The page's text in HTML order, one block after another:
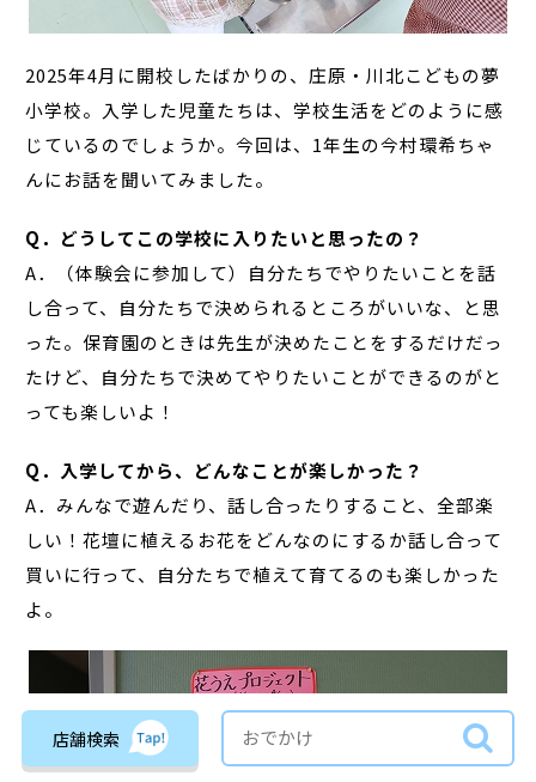
2025年4月に開校したばかりの、庄原・川北こどもの夢
小学校。入学した児童たちは、学校生活をどのように感
じているのでしょうか。今回は、1年生の今村環希ちゃ
んにお話を聞いてみました。
Q．どうしてこの学校に入りたいと思ったの？
A．（体験会に参加して）自分たちでやりたいことを話
し合って、自分たちで決められるところがいいな、と思
った。保育園のときは先生が決めたことをするだけだっ
たけど、自分たちで決めてやりたいことができるのがと
っても楽しいよ！
Q．入学してから、どんなことが楽しかった？
A．みんなで遊んだり、話し合ったりすること、全部楽
しい！花壇に植えるお花をどんなのにするか話し合って
買いに行って、自分たちで植えて育てるのも楽しかった
よ。
店舗検索